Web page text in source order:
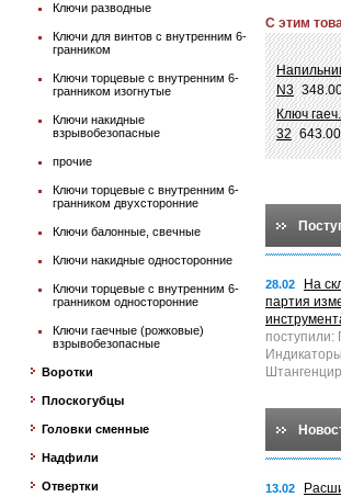
Ключи разводные
Ключи для винтов с внутренним 6-
гранником
Ключи торцевые с внутренним 6-
гранником изогнутые
Ключи накидные
взрывобезопасные
прочие
Ключи торцевые с внутренним 6-
гранником двухсторонние
Ключи балонные, свечные
Ключи накидные односторонние
Ключи торцевые с внутренним 6-
гранником односторонние
Ключи гаечные (рожковые)
взрывобезопасные
Воротки
Плоскогубцы
Головки сменные
Надфили
Отвертки
С этим
N3
Ключ
32
28.02
На
партия
поступили:
13.02